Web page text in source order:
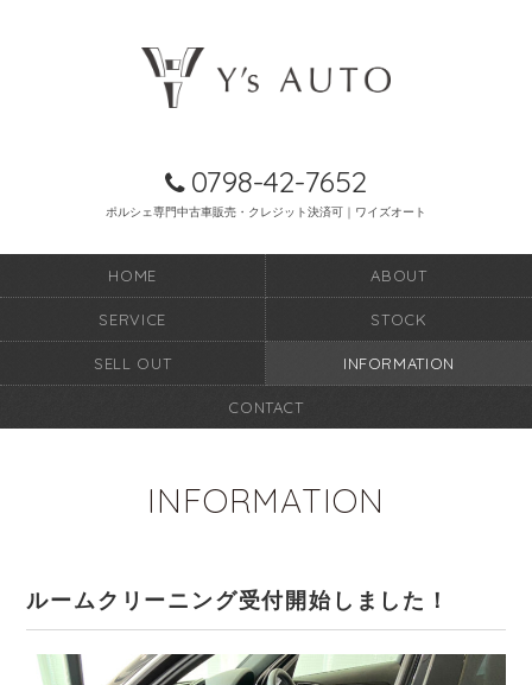
0798-42-7652
ポルシェ専門中古車販売・クレジット決済可｜ワイズオート
HOME ABOUT
SERVICE STOCK
SELL OUT INFORMATION
CONTACT
INFORMATION
ルームクリーニング受付開始しました！